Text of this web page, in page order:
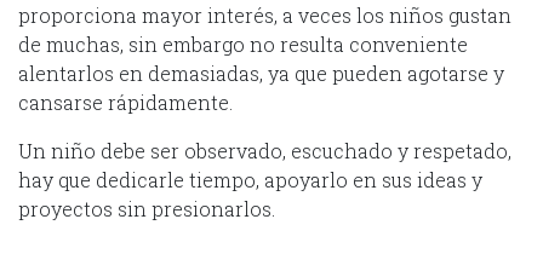
proporciona mayor interés, a veces los niños gustan
de muchas, sin embargo no resulta conveniente
alentarlos en demasiadas, ya que pueden agotarse y
cansarse rápidamente.
Un niño debe ser observado, escuchado y respetado,
hay que dedicarle tiempo, apoyarlo en sus ideas y
proyectos sin presionarlos.